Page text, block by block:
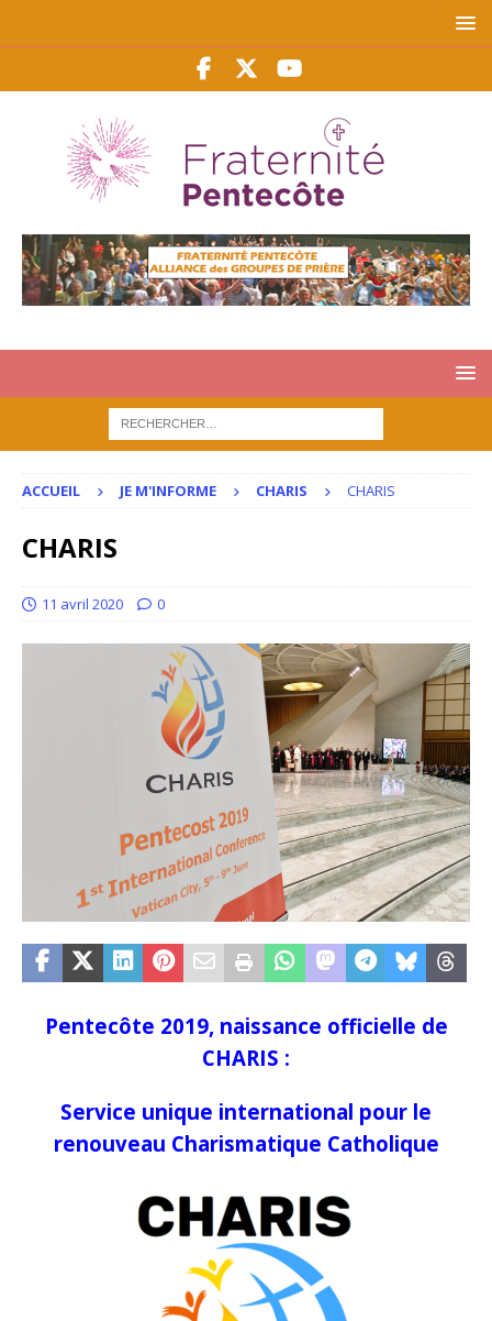
ACCUEIL JE M'INFORME CHARIS CHARIS
CHARIS
11 avril 2020 0
Pentecôte 2019, naissance officielle de
CHARIS :
Service unique international pour le
renouveau Charismatique Catholique